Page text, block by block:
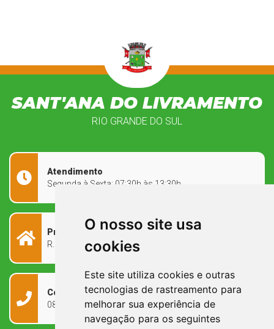
O nosso site usa
cookies
Este site utiliza cookies e outras
tecnologias de rastreamento para
melhorar sua experiência de
navegação para os seguintes
SANT'ANA DO LIVRAMENTO
RIO GRANDE DO SUL
Atendimento
Segunda à Sexta: 07:30h às 13:30h
Prefeitura Municipal
R. Rivadávia Corrêa, 858 - Centro - RS, 97573-010
Contato
0800 090 2050